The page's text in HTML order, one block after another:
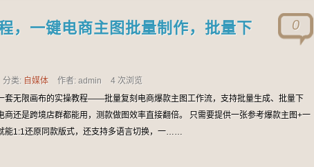
，一键电商主图批量制作，批量下
分类: 自媒体 作者: admin
4 次浏览
套无限画布的实操教程——批量复刻电商爆款主图工作流，支持批量生成、批量下
商还是跨境店群都能用，测款做图效率直接翻倍。 只需要提供一张参考爆款主图+一
能1:1还原同款版式，还支持多语言切换，一……
0